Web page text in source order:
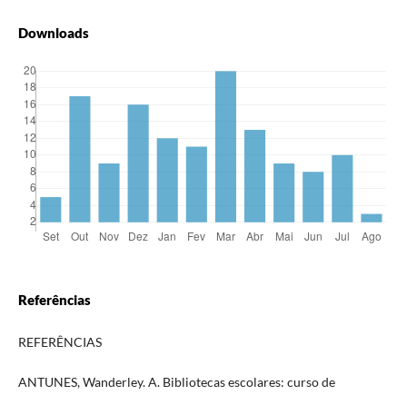
Downloads
Referências
REFERÊNCIAS
ANTUNES, Wanderley. A. Bibliotecas escolares: curso de